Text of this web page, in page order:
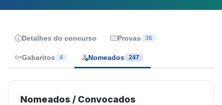
Detalhes do concurso Provas 36
Gabaritos 4 Nomeados 247
Nomeados / Convocados